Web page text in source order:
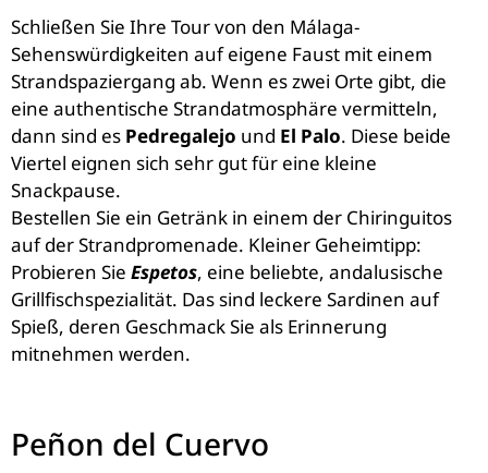
Schließen Sie Ihre Tour von den Málaga-
Sehenswürdigkeiten auf eigene Faust mit einem
Strandspaziergang ab. Wenn es zwei Orte gibt, die
eine authentische Strandatmosphäre vermitteln,
dann sind es Pedregalejo und El Palo. Diese beide
Viertel eignen sich sehr gut für eine kleine
Snackpause.
Bestellen Sie ein Getränk in einem der Chiringuitos
auf der Strandpromenade. Kleiner Geheimtipp:
Probieren Sie Espetos, eine beliebte, andalusische
Grillfischspezialität. Das sind leckere Sardinen auf
Spieß, deren Geschmack Sie als Erinnerung
mitnehmen werden.
Peñon del Cuervo